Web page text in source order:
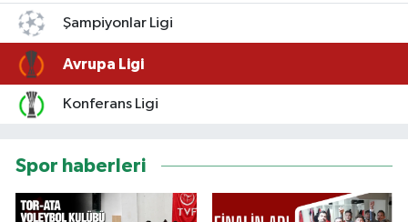
Şampiyonlar Ligi
Avrupa Ligi
Konferans Ligi
Spor haberleri